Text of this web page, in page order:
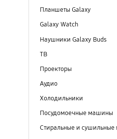
Планшеты Galaxy
Galaxy Watch
Наушники Galaxy Buds
ТВ
Проекторы
Аудио
Холодильники
Посудомоечные машины
Стиральные и